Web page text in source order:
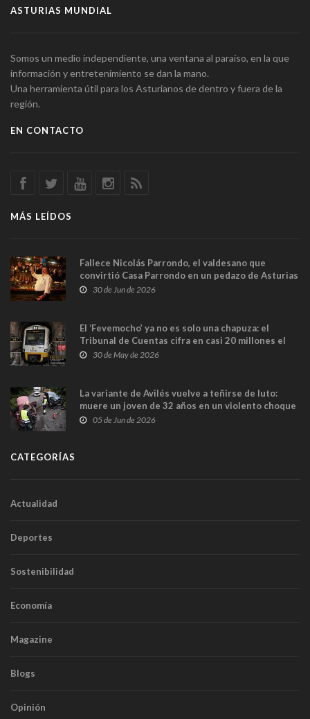
ASTURIAS MUNDIAL
Somos un medio independiente, una ventana al paraíso, en la que
información y entretenimiento se dan la mano.
Una herramienta útil para los Asturianos de dentro y fuera de la
región.
EN CONTACTO
MÁS LEÍDOS
Fallece Nicolás Parrondo, el valdesano que
convirtió Casa Parrondo en un pedazo de Asturias
en Madrid
30 de Jun de 2026
El ‘Fevemocho’ ya no es solo una chapuza: el
Tribunal de Cuentas cifra en casi 20 millones el
sobrecoste de los trenes que no cabían por los
30 de May de 2026
La variante de Avilés vuelve a teñirse de luto:
muere un joven de 32 años en un violento choque
frontal
05 de Jun de 2026
CATEGORÍAS
Actualidad
Deportes
Sostenibilidad
Economía
Magazine
Blogs
Opinión